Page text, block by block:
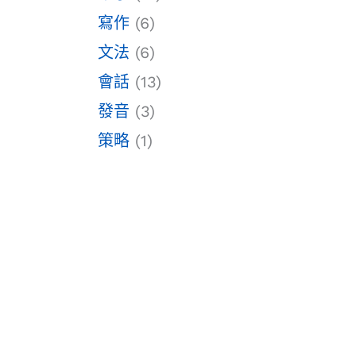
寫作 (6)
文法 (6)
會話 (13)
發音 (3)
策略 (1)